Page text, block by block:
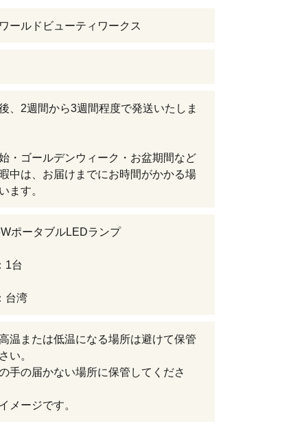
ールドビューティワークス
、2週間から3週間程度で発送いたしま
・ゴールデンウィーク・お盆期間など
中は、お届けまでにお時間がかかる場
ます。
ポータブルLEDランプ
1台
台湾
温または低温になる場所は避けて保管
い。
手の届かない場所に保管してくださ
メージです。